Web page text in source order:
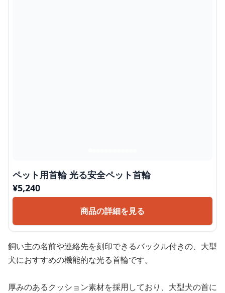
ペット用首輪 光る安全ペット首輪
¥5,240
商品の詳細を見る
飼い主の名前や連絡先を刻印できるバックル付きの、大型
犬におすすめの機能的な光る首輪です。
厚みのあるクッション素材を採用しており、大型犬の首に